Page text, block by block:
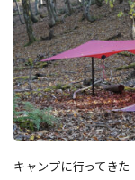
キャンプに行ってきた